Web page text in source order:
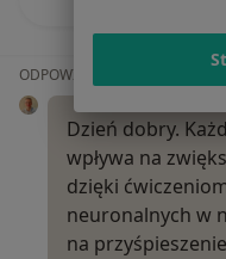
ODPOWIEDŹ LEKARZA:
Dzień dobry.
wpływa na
dzięki
neuronalnych w
na